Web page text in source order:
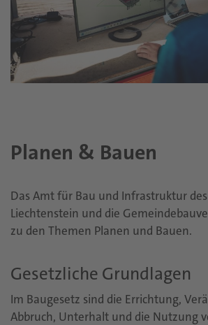
Planen & Bauen
Das Amt für Bau und Infrastruktur
Liechtenstein und die
zu den Themen Planen und Bauen.
Gesetzliche Grundlagen
Im Baugesetz sind die Errichtung,
Abbruch, Unterhalt und die Nutzung